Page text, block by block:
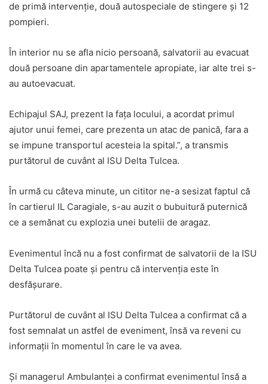
de primă intervenție, două autospeciale de stingere și 12
pompieri.
În interior nu se afla nicio persoană, salvatorii au evacuat
două persoane din apartamentele apropiate, iar alte trei s-
au autoevacuat.
Echipajul SAJ, prezent la fața locului, a acordat primul
ajutor unui femei, care prezenta un atac de panică, fara a
se impune transportul acesteia la spital.”, a transmis
purtătorul de cuvânt al ISU Delta Tulcea.
În urmă cu câteva minute, un cititor ne-a sesizat faptul că
în cartierul IL Caragiale, s-au auzit o bubuitură puternică
ce a semănat cu explozia unei butelii de aragaz.
Evenimentul încă nu a fost confirmat de salvatorii de la ISU
Delta Tulcea poate și pentru că intervenția este în
desfășurare.
Purtătorul de cuvânt al ISU Delta Tulcea a confirmat că a
fost semnalat un astfel de eveniment, însă va reveni cu
informații în momentul în care le va avea.
Și managerul Ambulanței a confirmat evenimentul însă a